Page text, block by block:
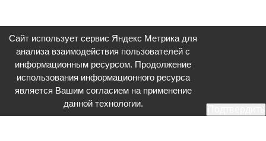
Сайт использует сервис Яндекс Метрика для
анализа взаимодействия пользователей с
информационным ресурсом. Продолжение
использования информационного ресурса
является Вашим согласием на применение
данной технологии.